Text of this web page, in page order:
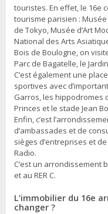
touristes. En effet, le 16e
tourisme parisien : Musée
de Tokyo, Musée d’Art
National des Arts
Bois de Boulogne, on
Parc de Bagatelle, le
C’est également une
sportives avec
Garros, les hippodromes
Princes et le stade Jean
Enfin, c’est
d’ambassades et de
sièges d’entreprises et
Radio.
C’est un arrondissement
et au RER C.
L’immobilier du 16e
changer ?